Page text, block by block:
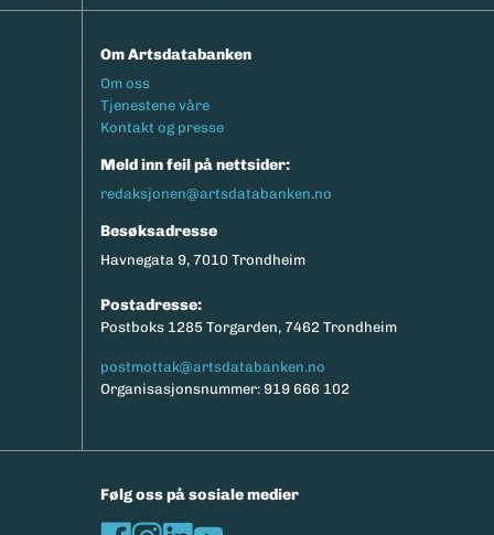
Om Artsdatabanken
Footermeny
Om oss
Tjenestene våre
Kontakt og presse
Meld inn feil på nettsider:
redaksjonen@artsdatabanken.no
Besøksadresse
Havnegata 9, 7010 Trondheim
Postadresse:
Postboks 1285 Torgarden, 7462 Trondheim
postmottak@artsdatabanken.no
Organisasjonsnummer: 919 666 102
Følg oss på sosiale medier